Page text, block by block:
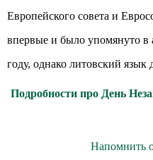
Европейского совета и
впервые и было упомянуто в
году, однако литовский язык
Подробности про День
Напомнить